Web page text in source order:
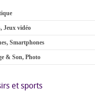
Jeux vidéo
Smartphones
& Son, Photo
et sports